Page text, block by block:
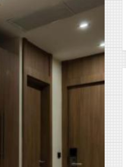
Talay
Condo
GrandisVillas